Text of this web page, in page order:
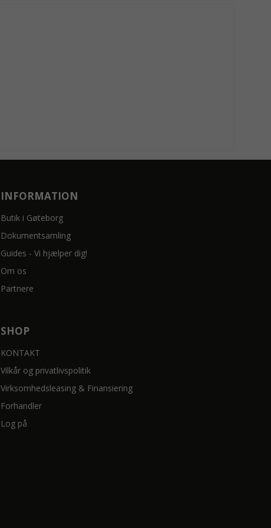
INFORMATION
Butik i Gøteborg
Dokumentsamling
Guides - Vi hjælper dig!
Om os
Partnere
SHOP
KONTAKT
Vilkår og privatlivspolitik
Virksomhedsleasing & Finansiering
Forhandler
Log på